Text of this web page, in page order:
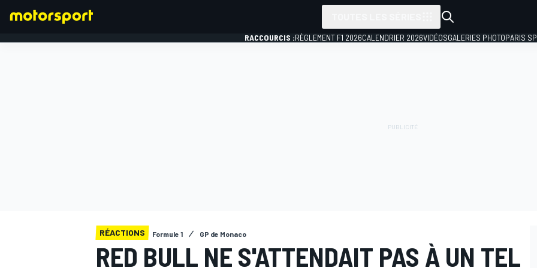
RACCOURCIS :RÈGLEMENT F1 2026CALENDRIER 2026VIDÉOSGALERIES PHOTOPARIS
RÉACTIONS Formule 1 GP de Monaco
RED BULL NE S'ATTENDAIT PAS À UN TEL